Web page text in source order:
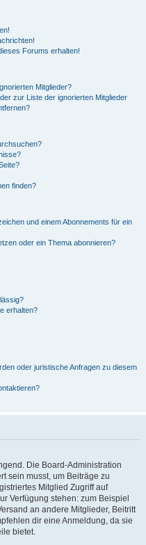
Forums erhalten!
Mitglieder?
zur Liste der ignorierten Mitglieder
finden?
und einem Abonnements für ein
oder ein Thema abonnieren?
erhalten?
oder juristische Anfragen zu diesem
Die Board-Administration
sein musst, um Beiträge zu
Mitglied Zugriff auf
Verfügung stehen: zum Beispiel
an andere Mitglieder, Beitritt
dir eine Anmeldung, da sie
bietet.